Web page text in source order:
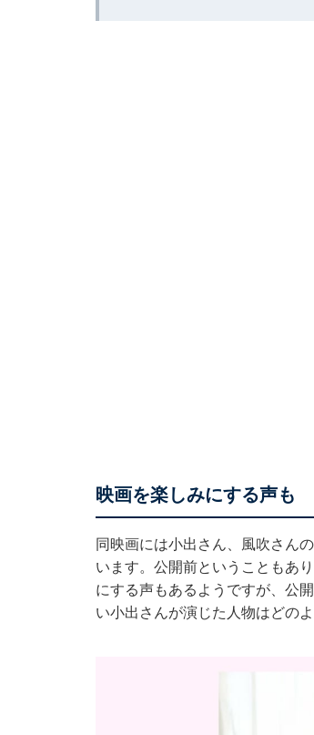
映画を楽しみにする声も
同映画には小出さん、風吹さん
います。公開前ということもあ
にする声もあるようですが、公
い小出さんが演じた人物はどの